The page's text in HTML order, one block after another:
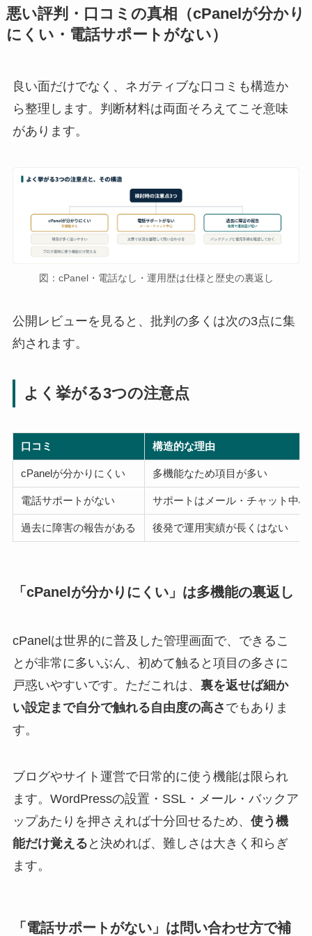
悪い評判・口コミの真相（cPanelが分かり
にくい・電話サポートがない）
良い面だけでなく、ネガティブな口コミも構造か
ら整理します。判断材料は両面そろえてこそ意味
があります。
図：cPanel・電話なし・運用歴は仕様と歴史の裏返し
公開レビューを見ると、批判の多くは次の3点に集
約されます。
よく挙がる3つの注意点
口コミ 構造的な理由
cPanelが分かりにくい 多機能なため項目が多い
電話サポートがない サポートはメール・チャット中心
過去に障害の報告がある 後発で運用実績が長くはない
「cPanelが分かりにくい」は多機能の裏返し
cPanelは世界的に普及した管理画面で、できるこ
とが非常に多いぶん、初めて触ると項目の多さに
戸惑いやすいです。ただこれは、 裏を返せば細か
い設定まで自分で触れる自由度の高さ でもありま
す。
ブログやサイト運営で日常的に使う機能は限られ
ます。WordPressの設置・SSL・メール・バックア
ップあたりを押さえれば十分回せるため、 使う機
能だけ覚える と決めれば、難しさは大きく和らぎ
ます。
「電話サポートがない」は問い合わせ方で補